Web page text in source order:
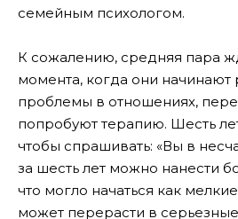
семейным психологом.
К сожалению, средняя пара
момента, когда они начинают
проблемы в отношениях,
попробуют терапию. Шесть
чтобы спрашивать: «Вы в
за шесть лет можно нанести
что могло начаться как
может перерасти в